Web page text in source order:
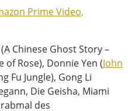
Prime Video,
Chinese Ghost Story –
of Rose), Donnie Yen (John
Fu Jungle), Gong Li
Die Geisha, Miami
des